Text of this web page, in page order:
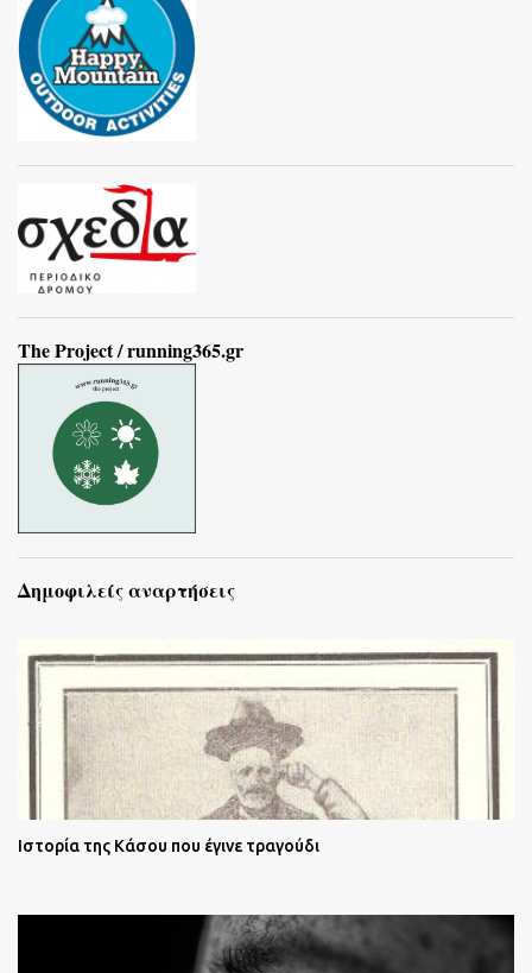
The Project / running365.gr
Δημοφιλείς αναρτήσεις
Ιστορία της Κάσου που έγινε τραγούδι